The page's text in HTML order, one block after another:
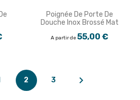
Poignée De Porte De
Douche Inox Brossé Mat
A partir de55,00 €
2 3 